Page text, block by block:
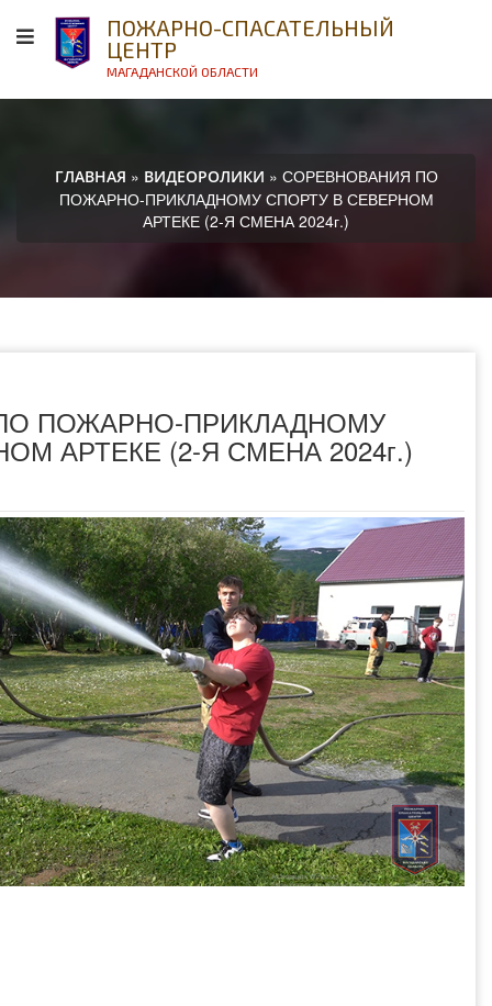
ПОЖАРНО-СПАСАТЕЛЬНЫЙ
ЦЕНТР
МАГАДАНСКОЙ ОБЛАСТИ
ГЛАВНАЯ » ВИДЕОРОЛИКИ » СОРЕВНОВАНИЯ ПО
ПОЖАРНО-ПРИКЛАДНОМУ СПОРТУ В СЕВЕРНОМ
АРТЕКЕ (2-Я СМЕНА 2024г.)
ПОЖАРНО-ПРИКЛАДНОМУ
АРТЕКЕ (2-Я СМЕНА 2024г.)